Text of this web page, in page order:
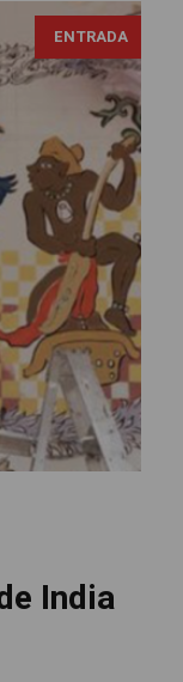
ENTRADA
India